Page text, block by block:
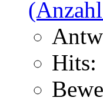
Hits: